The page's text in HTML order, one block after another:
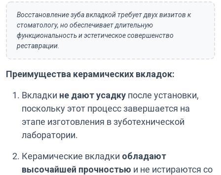
Восстановление зуба вкладкой требует двух визитов к
стоматологу, но обеспечивает длительную
функциональность и эстетическое совершенство
реставрации.
Преимущества керамических вкладок:
Вкладки не дают усадку после установки,
поскольку этот процесс завершается на
этапе изготовления в зуботехнической
лаборатории.
Керамические вкладки обладают
высочайшей прочностью и не истираются со